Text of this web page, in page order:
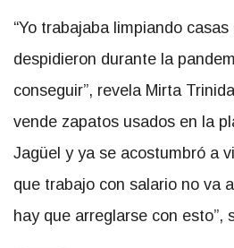
“Yo trabajaba limpiando
despidieron durante la
conseguir”, revela Mirta
vende zapatos usados en la
Jagüel y ya se acostumbró a
que trabajo con salario no va
hay que arreglarse con esto”,